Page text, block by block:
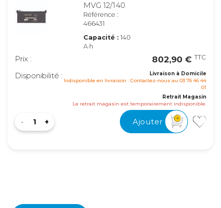
MVG 12/140
Référence :
466431
Capacité : 140
A·h
Prix : 802,90 € TTC
Disponibilité :
Livraison à Domicile
Indisponible en livraison : Contactez-nous au 03 76 46 44
01
Retrait Magasin
Le retrait magasin est temporairement indisponible.
Ajouter